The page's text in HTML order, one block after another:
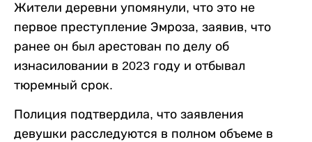
Жители деревни упомянули, что это не
первое преступление Эмроза, заявив, что
ранее он был арестован по делу об
изнасиловании в 2023 году и отбывал
тюремный срок.
Полиция подтвердила, что заявления
девушки расследуются в полном объеме в